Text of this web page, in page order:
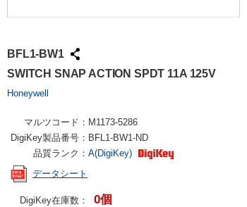
BFL1-BW1
SWITCH SNAP ACTION SPDT 11A 125V
Honeywell
マルツコード： M1173-5286
DigiKey製品番号： BFL1-BW1-ND
品質ランク： A(DigiKey)
データシート
DigiKey在庫数： 0個